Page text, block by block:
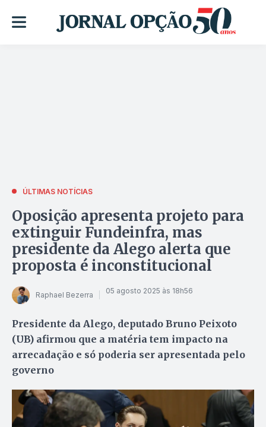
ÚLTIMAS NOTÍCIAS
Oposição apresenta projeto para
extinguir Fundeinfra, mas
presidente da Alego alerta que
proposta é inconstitucional
Raphael Bezerra 05 agosto 2025 às 18h56
Presidente da Alego, deputado Bruno Peixoto
(UB) afirmou que a matéria tem impacto na
arrecadação e só poderia ser apresentada pelo
governo